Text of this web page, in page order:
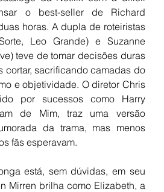
o best-seller de Richard
horas. A dupla de roteiristas
Leo Grande) e Suzanne
teve de tomar decisões duras
cortar, sacrificando camadas do
e objetividade. O diretor Chris
por sucessos como Harry
de Mim, traz uma versão
da trama, mas menos
fãs esperavam.
está, sem dúvidas, em seu
Mirren brilha como Elizabeth, a